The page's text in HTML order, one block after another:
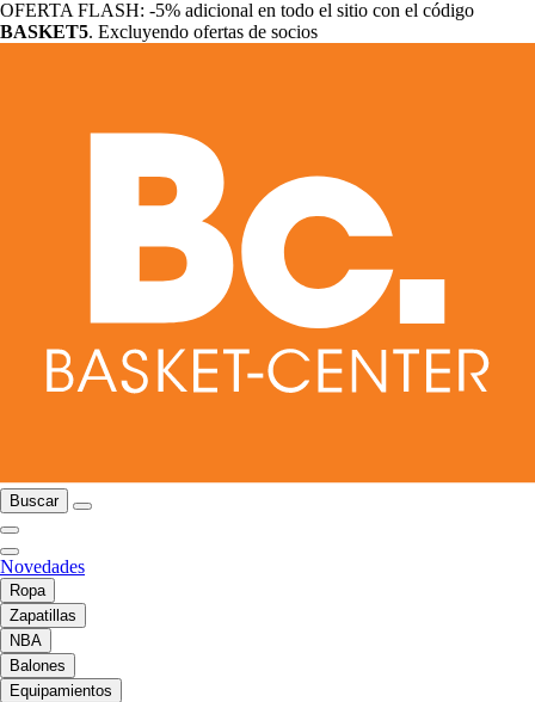
OFERTA FLASH: -5% adicional en todo el sitio con el código
BASKET5. Excluyendo ofertas de socios
Buscar
Novedades
Ropa
Zapatillas
NBA
Balones
Equipamientos